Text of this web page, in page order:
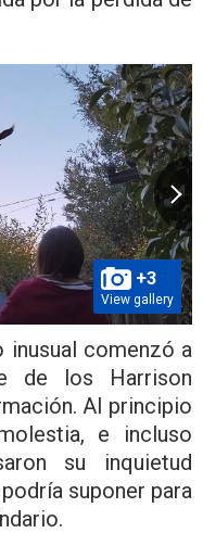
+3
View gallery
inusual comenzó a
de los Harrison
Al principio
e incluso
su inquietud
suponer para